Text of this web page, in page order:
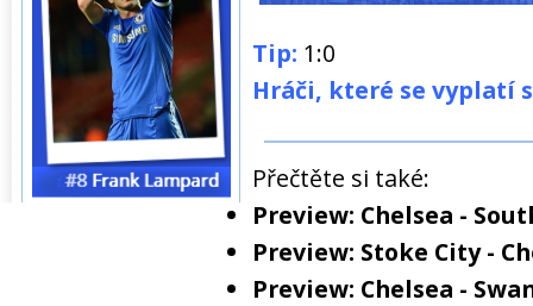
Tip: 1:0
Hráči, které se vyplatí
Přečtěte si také:
Preview: Chelsea -
Preview: Stoke City -
Preview: Chelsea -